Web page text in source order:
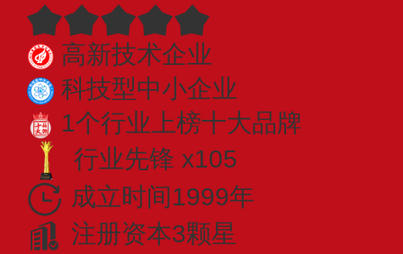
高新技术企业
科技型中小企业
1个行业上榜十大品牌
行业先锋 x105
成立时间1999年
注册资本3颗星